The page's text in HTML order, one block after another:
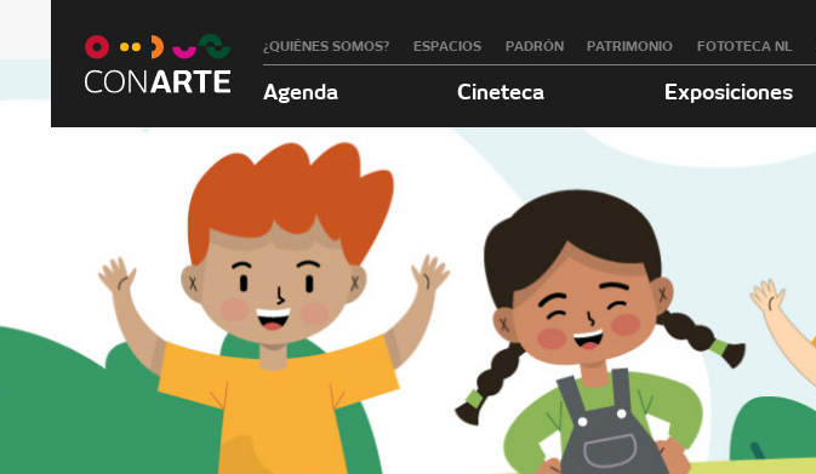
¿QUIÉNES SOMOS? ESPACIOS PADRÓN PATRIMONIO FOTOTECA NL
Agenda Cineteca Exposiciones